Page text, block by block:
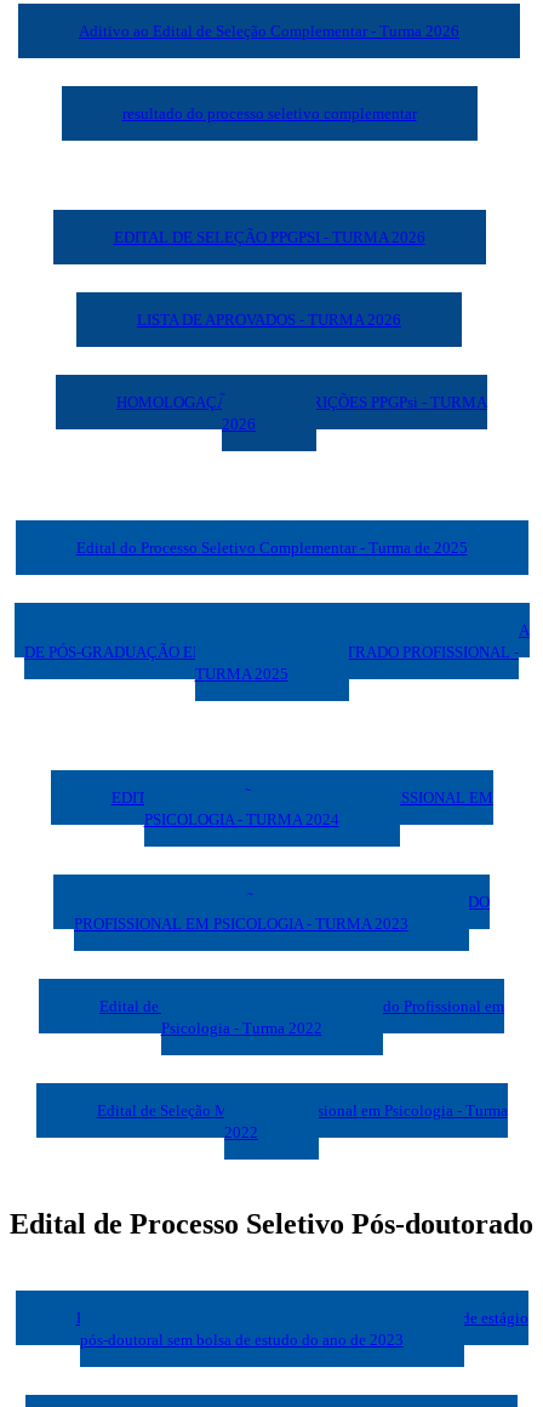
Aditivo ao Edital de Seleção Complementar - Turma 2026
resultado do processo seletivo complementar
EDITAL DE SELEÇÃO PPGPSI - TURMA 2026
LISTA DE APROVADOS - TURMA 2026
HOMOLOGAÇÃO DAS INSCRIÇÕES PPGPsi - TURMA
2026
Edital do Processo Seletivo Complementar - Turma de 2025
ADITIVO AO EDITAL PROCESSO SELETIVO PARA O PROGRAMA
DE PÓS-GRADUAÇÃO EM PSICOLOGIA - MESTRADO PROFISSIONAL -
TURMA 2025
EDITAL DE SELEÇÃO MESTRADO PROFISSIONAL EM
PSICOLOGIA - TURMA 2024
EDITAL DE SELEÇÃO COMPLEMENTAR MESTRADO
PROFISSIONAL EM PSICOLOGIA - TURMA 2023
Edital de Seleção Complementar do Mestrado Profissional em
Psicologia - Turma 2022
Edital de Seleção Mestrado Profissional em Psicologia - Turma
2022
Edital de Processo Seletivo Pós-doutorado
Edital para abertura de inscrições e seleção para realização de estágio
pós-doutoral sem bolsa de estudo do ano de 2023